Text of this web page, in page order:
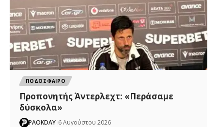
ΠΟΔΟΣΦΑΙΡΟ
Προπονητής Άντερλεχτ: «Περάσαμε
δύσκολα»
PAOKDAY 6 Αυγούστου 2026